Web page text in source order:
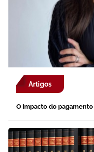
Artigos
O impacto do